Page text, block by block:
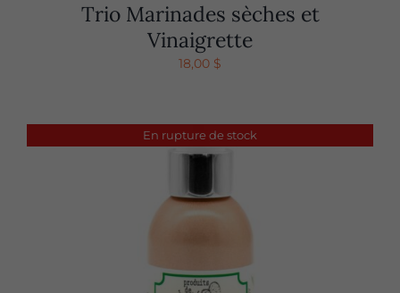
Trio Marinades sèches et
Vinaigrette
18,00 $
En rupture de stock